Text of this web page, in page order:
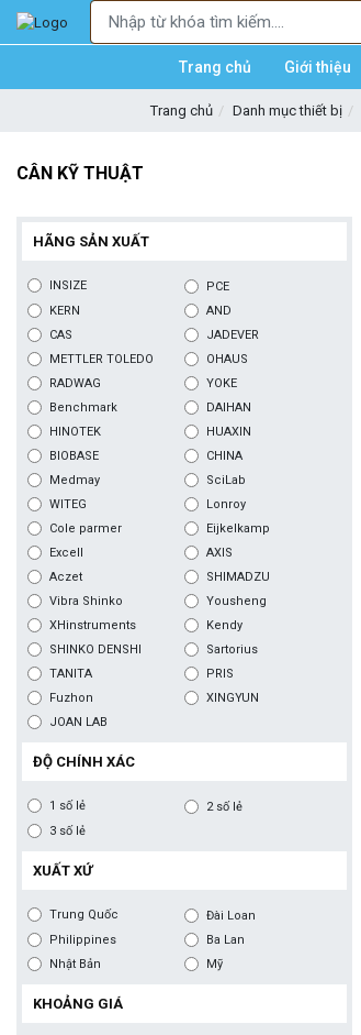
Trang chủ Giới thiệu
Trang chủ Danh mục thiết bị
CÂN KỸ THUẬT
HÃNG SẢN XUẤT
INSIZE
PCE
KERN
AND
CAS
JADEVER
METTLER TOLEDO
OHAUS
RADWAG
YOKE
Benchmark
DAIHAN
HINOTEK
HUAXIN
BIOBASE
CHINA
Medmay
SciLab
WITEG
Lonroy
Cole parmer
Eijkelkamp
Excell
AXIS
Aczet
SHIMADZU
Vibra Shinko
Yousheng
XHinstruments
Kendy
SHINKO DENSHI
Sartorius
TANITA
PRIS
Fuzhon
XINGYUN
JOAN LAB
ĐỘ CHÍNH XÁC
1 số lẻ
2 số lẻ
3 số lẻ
XUẤT XỨ
Trung Quốc
Đài Loan
Philippines
Ba Lan
Nhật Bản
Mỹ
KHOẢNG GIÁ